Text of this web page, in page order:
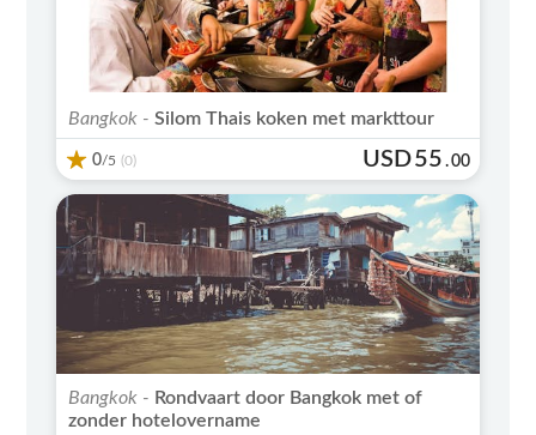
Bangkok - Silom Thais koken met markttour
0/5 (0) USD55 .00
Bangkok - Rondvaart door Bangkok met of
zonder hotelovername